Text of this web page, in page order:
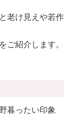
老け見えや若作
ご紹介します。
暮ったい印象